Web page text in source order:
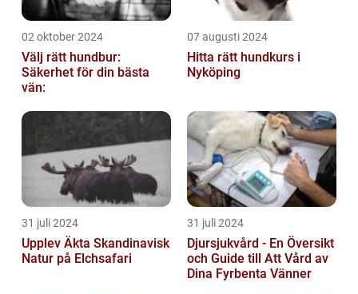
02 oktober 2024
Välj rätt hundbur:
Säkerhet för din bästa
vän:
07 augusti 2024
Hitta rätt hundkurs i
Nyköping
31 juli 2024
Upplev Äkta Skandinavisk
Natur på Elchsafari
31 juli 2024
Djursjukvård - En Översikt
och Guide till Att Vård av
Dina Fyrbenta Vänner